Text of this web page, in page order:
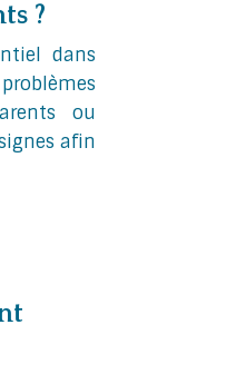
?
dans
ou
afin